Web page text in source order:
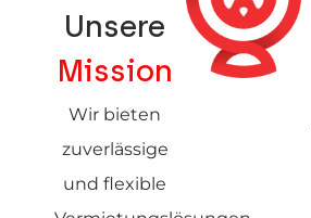
Unsere
Mission
Wir bieten
zuverlässige
und flexible